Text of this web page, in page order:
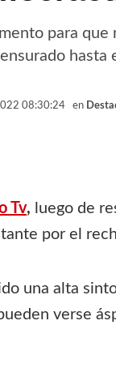
para
hasta
08:30:24 en
Tv, luego de
por el
una alta
verse